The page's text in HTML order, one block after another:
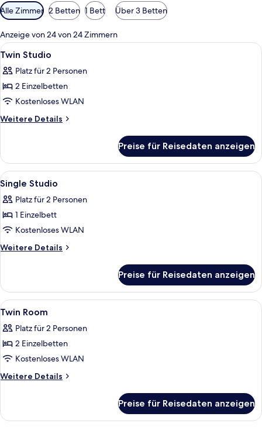
Verfügbare
Filter
für
Zimmer
Alle Zimmer 2 Betten 1 Bett Über 3 Betten
Anzeige von 24 von 24 Zimmern
Alle
Fotos
für
Twin
Studio
anzeigen
Ein Hotelzimmer mit einem Bett,
4
Twin Studio
Platz für 2 Personen
2 Einzelbetten
Kostenloses WLAN
Weitere Details
Weitere
Studio
Preise für Reisedaten anzeigen
Alle
Fotos
für
Single
Studio
anzeigen
Ein Hotelzimmer mit einem Bett,
7
Single Studio
Platz für 2 Personen
1 Einzelbett
Kostenloses WLAN
Weitere Details
Weitere
Studio
Preise für Reisedaten anzeigen
Alle
Fotos
für
Twin
Room
anzeigen
Ein Hotelzimmer mit zwei
5
Twin Room
Platz für 2 Personen
2 Einzelbetten
Kostenloses WLAN
Weitere Details
Weitere
Room
Preise für Reisedaten anzeigen